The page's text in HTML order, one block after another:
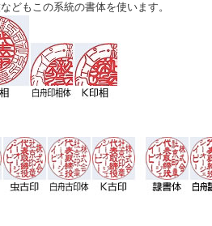
どもこの系統の書体を使います。